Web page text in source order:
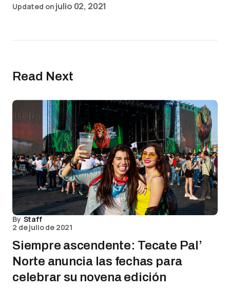
Updated on julio 02, 2021
Read Next
By Staff
2 de julio de 2021
Siempre ascendente: Tecate Pal’
Norte anuncia las fechas para
celebrar su novena edición